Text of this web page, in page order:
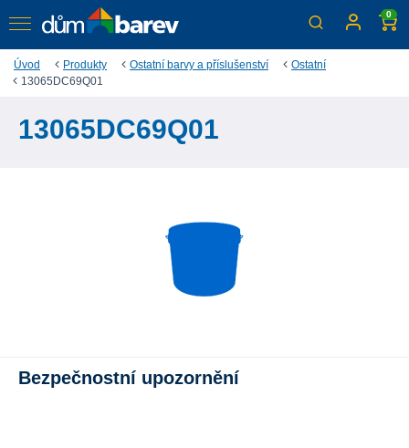
0
Úvod Produkty Ostatní barvy a příslušenství
Ostatní
13065DC69Q01
13065DC69Q01
Bezpečnostní upozornění